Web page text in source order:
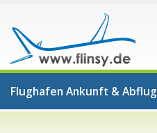
Flughafen Ankunft & Abflug